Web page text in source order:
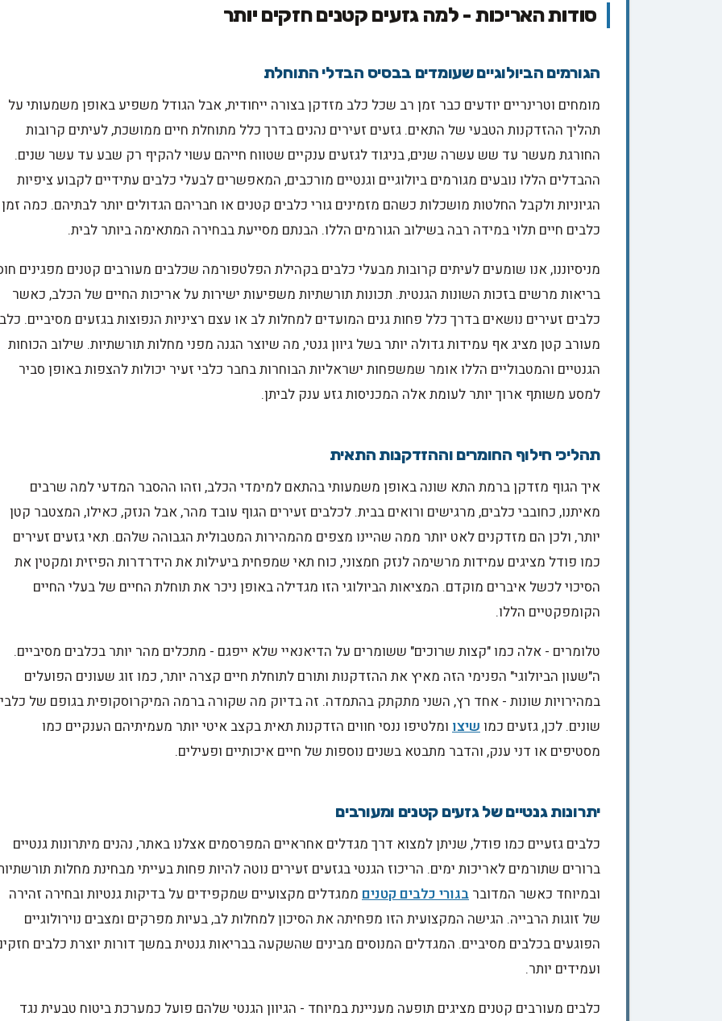
סודות האריכות - למה גזעים קטנים חזקים יותר
הגורמים הביולוגיים שעומדים בבסיס הבדלי התוחלת
מומחים וטרינריים יודעים כבר זמן רב שכל כלב מזדקן בצורה ייחודית, אבל הגודל משפיע באופן משמעותי על
תהליך ההזדקנות הטבעי של התאים. גזעים זעירים נהנים בדרך כלל מתוחלת חיים ממושכת, לעיתים קרובות
החורגת מעשר עד שש עשרה שנים, בניגוד לגזעים ענקיים שטווח חייהם עשוי להקיף רק שבע עד עשר שנים.
ההבדלים הללו נובעים מגורמים ביולוגיים וגנטיים מורכבים, המאפשרים לבעלי כלבים עתידיים לקבוע ציפיות
הגיוניות ולקבל החלטות מושכלות כשהם מזמינים גורי כלבים קטנים או חבריהם הגדולים יותר לבתיהם. כמה זמן
כלבים חיים תלוי במידה רבה בשילוב הגורמים הללו. הבנתם מסייעת בבחירה המתאימה ביותר לבית.
מניסיוננו, אנו שומעים לעיתים קרובות מבעלי כלבים בקהילת הפלטפורמה שכלבים מעורבים קטנים מפגינים
בריאות מרשים בזכות השונות הגנטית. תכונות תורשתיות משפיעות ישירות על אריכות החיים של הכלב, כאשר
כלבים זעירים נושאים בדרך כלל פחות גנים המועדים למחלות לב או עצם רציניות הנפוצות בגזעים מסיביים. כלב
מעורב קטן מציג אף עמידות גדולה יותר בשל גיוון גנטי, מה שיוצר הגנה מפני מחלות תורשתיות. שילוב הכוחות
הגנטיים והמטבוליים הללו אומר שמשפחות ישראליות הבוחרות בחבר כלבי זעיר יכולות להצפות באופן סביר
למסע משותף ארוך יותר לעומת אלה המכניסות גזע ענק לביתן.
תהליכי חילוף החומרים וההזדקנות התאית
איך הגוף מזדקן ברמת התא שונה באופן משמעותי בהתאם למימדי הכלב, וזהו ההסבר המדעי למה שרבים
מאיתנו, כחובבי כלבים, מרגישים ורואים בבית. לכלבים זעירים הגוף עובד מהר, אבל הנזק, כאילו, המצטבר קטן
יותר, ולכן הם מזדקנים לאט יותר ממה שהיינו מצפים מהמהירות המטבולית הגבוהה שלהם. תאי גזעים זעירים
כמו פודל מציגים עמידות מרשימה לנזק חמצוני, כוח תאי שמפחית ביעילות את הידרדרות הפיזית ומקטין את
הסיכוי לכשל איברים מוקדם. המציאות הביולוגי הזו מגדילה באופן ניכר את תוחלת החיים של בעלי החיים
הקומפקטיים הללו.
טלומרים - אלה כמו "קצות שרוכים" ששומרים על הדיאנאיי שלא ייפגם - מתכלים מהר יותר בכלבים מסיביים.
ה"שעון הביולוגי" הפנימי הזה מאיץ את ההזדקנות ותורם לתוחלת חיים קצרה יותר, כמו זוג שעונים הפועלים
במהירויות שונות - אחד רץ, השני מתקתק בהתמדה. זה בדיוק מה שקורה ברמה המיקרוסקופית בגופם של
שונים. לכן, גזעים כמושיצו ומלטיפו ננסי חווים הזדקנות תאית בקצב איטי יותר מעמיתיהם הענקיים כמו
מסטיפים או דני ענק, והדבר מתבטא בשנים נוספות של חיים איכותיים ופעילים.
יתרונות גנטיים של גזעים קטנים ומעורבים
כלבים גזעיים כמו פודל, שניתן למצוא דרך מגדלים אחראיים המפרסמים אצלנו באתר, נהנים מיתרונות גנטיים
ברורים שתורמים לאריכות ימים. הריכוז הגנטי בגזעים זעירים נוטה להיות פחות בעייתי מבחינת מחלות
ובמיוחד כאשר המדובר בגורי כלבים קטנים ממגדלים מקצועיים שמקפידים על בדיקות גנטיות ובחירה זהירה
של זוגות הרבייה. הגישה המקצועית הזו מפחיתה את הסיכון למחלות לב, בעיות מפרקים ומצבים נוירולוגיים
הפוגעים בכלבים מסיביים. המגדלים המנוסים מבינים שהשקעה בבריאות גנטית במשך דורות יוצרת כלבים
ועמידים יותר.
כלבים מעורבים קטנים מציגים תופעה מעניינת במיוחד - הגיוון הגנטי שלהם פועל כמערכת ביטוח טבעית נגד